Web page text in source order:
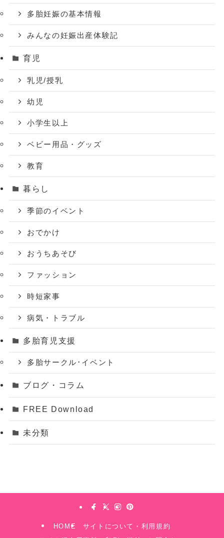
多胎妊娠の基本情報
みんなの妊娠出産体験記
育児
乳児/授乳
幼児
小学生以上
ベビー用品・グッズ
教育
暮らし
季節のイベント
おでかけ
おうちあそび
ファッション
時短家事
病気・トラブル
多胎育児支援
多胎サークル･イベント
ブログ・コラム
FREE Download
未分類
HOME
サイトについて・利用規約